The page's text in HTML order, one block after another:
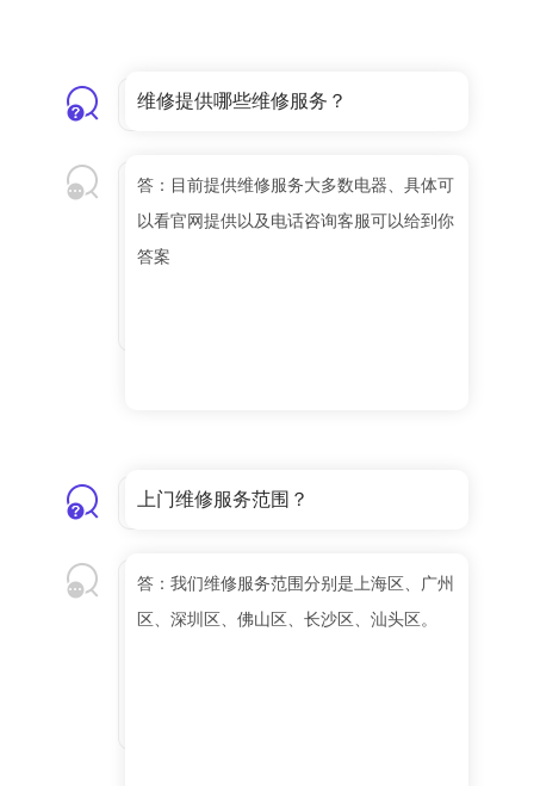
维修提供哪些维修服务？
答：目前提供维修服务大多数电器、具体可
以看官网提供以及电话咨询客服可以给到你
答案
上门维修服务范围？
答：我们维修服务范围分别是上海区、广州
区、深圳区、佛山区、长沙区、汕头区。